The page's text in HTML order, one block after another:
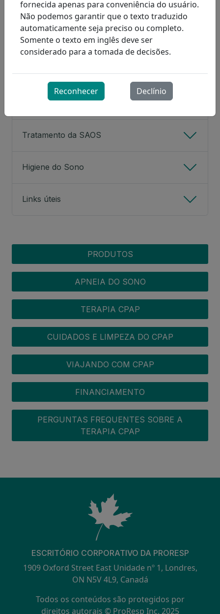
Expand All
Sinais e sintomas da SAOS
Riscos para a saúde da SAOS não tratada
Diagnosticando a SAOS
Tratamento da SAOS
Higiene do Sono
Links úteis
PRODUTOS
APNEIA DO SONO
TERAPIA CPAP
CUIDADOS E LIMPEZA DO CPAP
VIAJANDO COM CPAP
FINANCIAMENTO
PERGUNTAS FREQUENTES SOBRE A
TERAPIA CPAP
ESCRITÓRIO CORPORATIVO DA PRORESP
1909 Oxford Street East Unidade nº 1, Londres,
ON N5V 4L9, Canadá
Todos os conteúdos são protegidos por
direitos autorais © ProResp Inc. 2025
fornecida apenas para conveniência do usuário.
Não podemos garantir que o texto traduzido
automaticamente seja preciso ou completo.
Somente o texto em inglês deve ser
considerado para a tomada de decisões.
Reconhecer Declínio